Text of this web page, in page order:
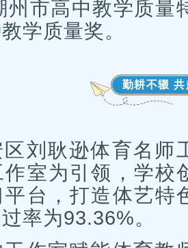
州市高中教学质量
学质量奖。
勤耕不辍
区刘耿逊体育名师
室为引领，学校
平台，打造体艺特
率为93.36%。